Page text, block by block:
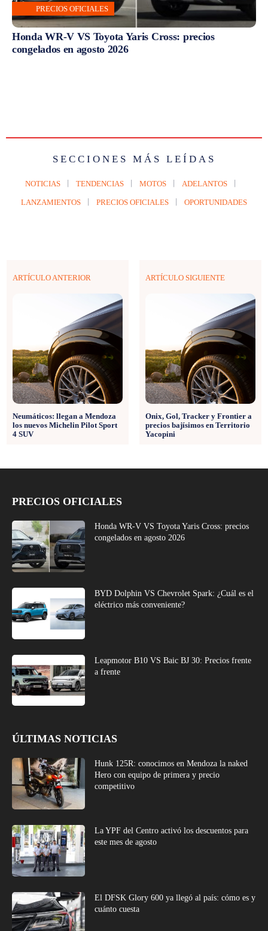
PRECIOS OFICIALES
Honda WR-V VS Toyota Yaris Cross: precios
congelados en agosto 2026
SECCIONES MÁS LEÍDAS
NOTICIAS TENDENCIAS MOTOS ADELANTOS
LANZAMIENTOS PRECIOS OFICIALES OPORTUNIDADES
ARTÍCULO ANTERIOR
Neumáticos: llegan a Mendoza
los nuevos Michelin Pilot Sport
4 SUV
ARTÍCULO SIGUIENTE
Onix, Gol, Tracker y Frontier a
precios bajísimos en Territorio
Yacopini
PRECIOS OFICIALES
Honda WR-V VS Toyota Yaris Cross: precios
congelados en agosto 2026
BYD Dolphin VS Chevrolet Spark: ¿Cuál es el
eléctrico más conveniente?
Leapmotor B10 VS Baic BJ 30: Precios frente
a frente
ÚLTIMAS NOTICIAS
Hunk 125R: conocimos en Mendoza la naked
Hero con equipo de primera y precio
competitivo
La YPF del Centro activó los descuentos para
este mes de agosto
El DFSK Glory 600 ya llegó al país: cómo es y
cuánto cuesta